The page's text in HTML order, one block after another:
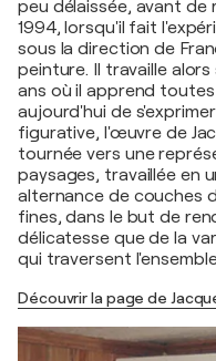
peu délaissée, avant
1994, lorsqu'il fait
sous la direction de
peinture. Il travaille
ans où il apprend
aujourd'hui de
figurative, l'œuvre de
tournée vers une
paysages, travaillée en
alternance de couches
fines, dans le but de
délicatesse que de la
qui traversent
Découvrir la page de